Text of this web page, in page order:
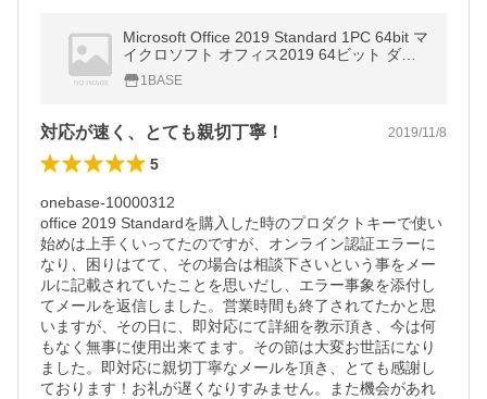
Microsoft Office 2019 Standard 1PC 64bit マ
イクロソフト オフィス2019 64ビット ダウ
ンロード版 正規版 永久 Word Excel PowerP
oint Outlook 2019
1BASE
対応が速く、とても親切丁寧！ 2019/11/8
5
onebase-10000312
office 2019 Standardを購入した時のプロダクトキーで使い
始めは上手くいってたのですが、オンライン認証エラーに
なり、困りはてて、その場合は相談下さいという事をメー
ルに記載されていたことを思いだし、エラー事象を添付し
てメールを返信しました。営業時間も終了されてたかと思
いますが、その日に、即対応にて詳細を教示頂き、今は何
もなく無事に使用出来てます。その節は大変お世話になり
ました。即対応に親切丁寧なメールを頂き、とても感謝し
ております！お礼が遅くなりすみません。また機会があれ